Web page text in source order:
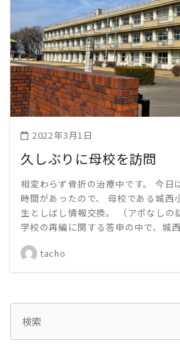
READ
2022年3月1日
久しぶりに母校を訪問
相変わらず骨折の治療中です。 今日
時間があったので、 母校である城西
生としばし情報交換。 （アポなしの
学校の再編に関する答申の中で、城
tacho